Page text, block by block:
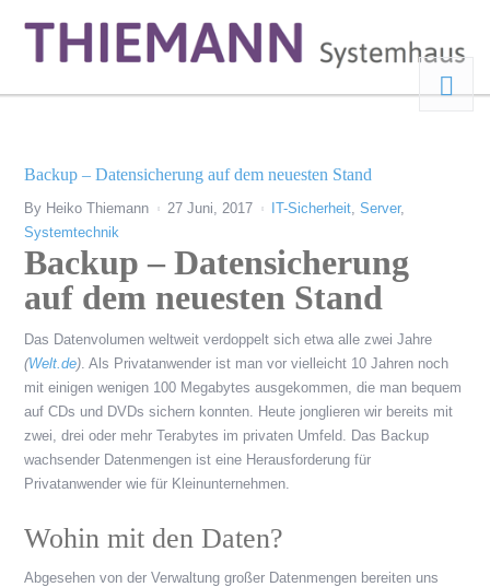
Backup – Datensicherung auf dem neuesten Stand
By Heiko Thiemann 27 Juni, 2017 IT-Sicherheit ,Server,
Systemtechnik
Backup – Datensicherung
auf dem neuesten Stand
Das Datenvolumen weltweit verdoppelt sich etwa alle zwei Jahre
(Welt.de) . Als Privatanwender ist man vor vielleicht 10 Jahren noch
mit einigen wenigen 100 Megabytes ausgekommen, die man bequem
auf CDs und DVDs sichern konnten. Heute jonglieren wir bereits mit
zwei, drei oder mehr Terabytes im privaten Umfeld. Das Backup
wachsender Datenmengen ist eine Herausforderung für
Privatanwender wie für Kleinunternehmen.
Wohin mit den Daten?
Abgesehen von der Verwaltung großer Datenmengen bereiten uns